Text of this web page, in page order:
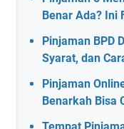
Benar Ada? Ini
Pinjaman BPD
Syarat, dan
Pinjaman
Benarkah Bisa